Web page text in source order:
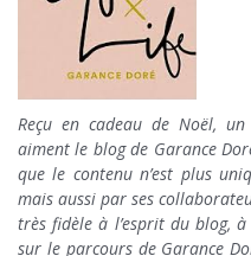
Reçu en cadeau de Noël,
aiment le blog de Garance
que le contenu n’est plus
mais aussi par ses
très fidèle à l’esprit du blog,
sur le parcours de Garance